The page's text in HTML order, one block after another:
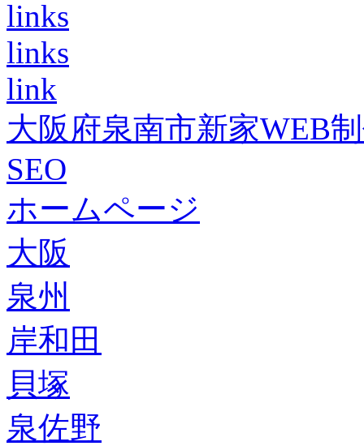
links
links
link
大阪府泉南市新家WEB
SEO
ホームページ
大阪
泉州
岸和田
貝塚
泉佐野